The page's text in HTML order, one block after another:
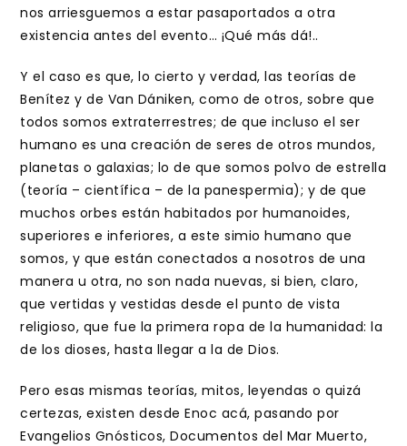
nos arriesguemos a estar pasaportados a otra
existencia antes del evento… ¡Qué más dá!..
Y el caso es que, lo cierto y verdad, las teorías de
Benítez y de Van Dániken, como de otros, sobre que
todos somos extraterrestres; de que incluso el ser
humano es una creación de seres de otros mundos,
planetas o galaxias; lo de que somos polvo de estrella
(teoría – científica – de la panespermia); y de que
muchos orbes están habitados por humanoides,
superiores e inferiores, a este simio humano que
somos, y que están conectados a nosotros de una
manera u otra, no son nada nuevas, si bien, claro,
que vertidas y vestidas desde el punto de vista
religioso, que fue la primera ropa de la humanidad: la
de los dioses, hasta llegar a la de Dios.
Pero esas mismas teorías, mitos, leyendas o quizá
certezas, existen desde Enoc acá, pasando por
Evangelios Gnósticos, Documentos del Mar Muerto,